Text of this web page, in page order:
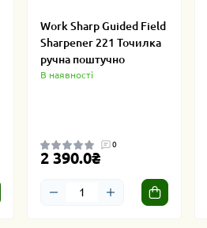
Work Sharp Guided Field
Sharpener 221 Точилка
ручна поштучно
В наявності
0
2 390.0₴